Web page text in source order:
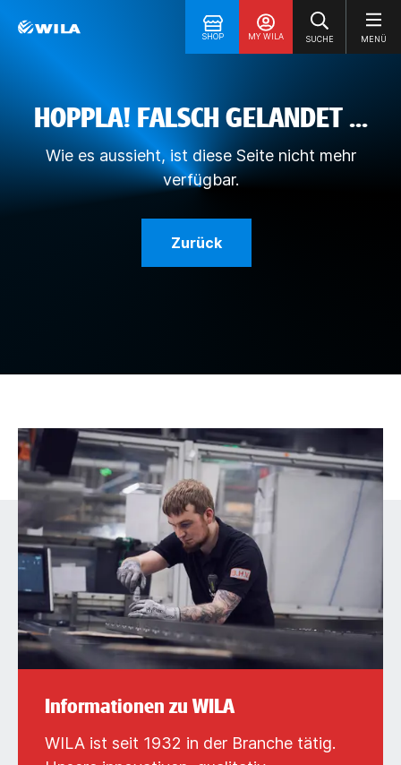
SHOP MY WILA SUCHE MENÜ
HOPPLA! FALSCH GELANDET ...
Wie es aussieht, ist diese Seite nicht mehr
verfügbar.
Zurück
Informationen zu WILA
WILA ist seit 1932 in der Branche tätig.